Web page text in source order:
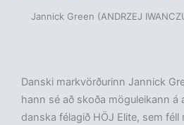
Jannick Green (ANDRZEJ
Danski markvörðurinn Jannick
hann sé að skoða möguleikann á
danska félagið HÖJ Elite, sem féll